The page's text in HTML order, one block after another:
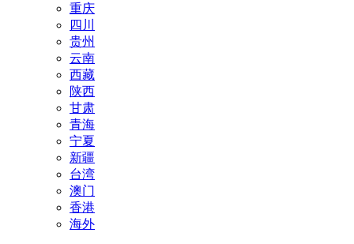
重庆
四川
贵州
云南
西藏
陕西
甘肃
青海
宁夏
新疆
台湾
澳门
香港
海外